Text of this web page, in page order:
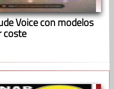
Voice con modelos
coste